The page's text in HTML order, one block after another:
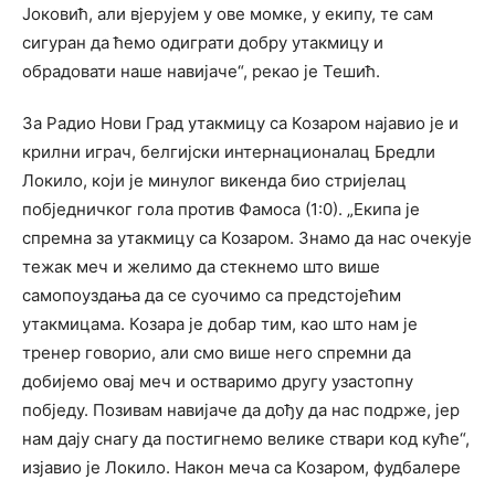
Јоковић, али вјерујем у ове момке, у екипу, те сам
сигуран да ћемо одиграти добру утакмицу и
обрадовати наше навијаче“, рекао је Тешић.
За Радио Нови Град утакмицу са Козаром најавио је и
крилни играч, белгијски интернационалац Бредли
Локило, који је минулог викенда био стријелац
побједничког гола против Фамоса (1:0). „Екипа је
спремна за утакмицу са Козаром. Знамо да нас очекује
тежак меч и желимо да стекнемо што више
самопоуздања да се суочимо са предстојећим
утакмицама. Козара је добар тим, као што нам је
тренер говорио, али смо више него спремни да
добијемо овај меч и остваримо другу узастопну
побједу. Позивам навијаче да дођу да нас подрже, јер
нам дају снагу да постигнемо велике ствари код куће“,
изјавио је Локило. Након меча са Козаром, фудбалере